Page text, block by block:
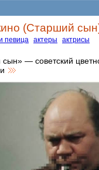
(Старший
певица актеры актрисы
— советский